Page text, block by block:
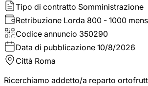
Tipo di contratto Somministrazione
Retribuzione Lorda 800 - 1000
Codice annuncio 350290
Data di pubblicazione 10/8/2026
Città Roma
Ricerchiamo addetto/a reparto